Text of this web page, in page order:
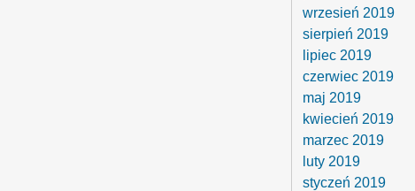
wrzesień 2019
sierpień 2019
lipiec 2019
czerwiec 2019
maj 2019
kwiecień 2019
marzec 2019
luty 2019
styczeń 2019